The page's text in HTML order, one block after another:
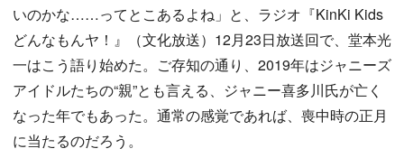
いのかな……ってとこあるよね」と、ラジオ『KinKi Kids
どんなもんヤ！』（文化放送）12月23日放送回で、堂本光
一はこう語り始めた。ご存知の通り、2019年はジャニーズ
アイドルたちの“親”とも言える、ジャニー喜多川氏が亡く
なった年でもあった。通常の感覚であれば、喪中時の正月
に当たるのだろう。